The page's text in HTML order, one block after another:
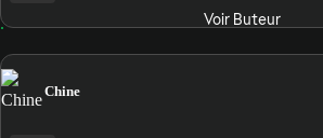
Voir Buteur
Chine